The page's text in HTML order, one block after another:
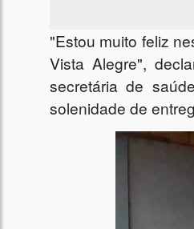
"Estou muito feliz
Vista Alegre",
secretária de
solenidade de